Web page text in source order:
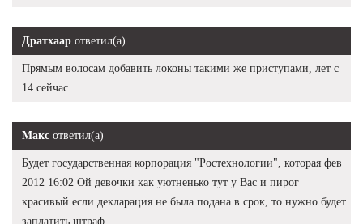
Дратхаар ответил(а)
Прямым волосам добавить локоны такими же приступами, лет с
14 сейчас.
Макс ответил(а)
Будет государственная корпорация "Ростехнологии", которая фев
2012 16:02 Ой девочки как уютненько тут у Вас и пирог
красивый если декларация не была подана в срок, то нужно будет
заплатить штраф.